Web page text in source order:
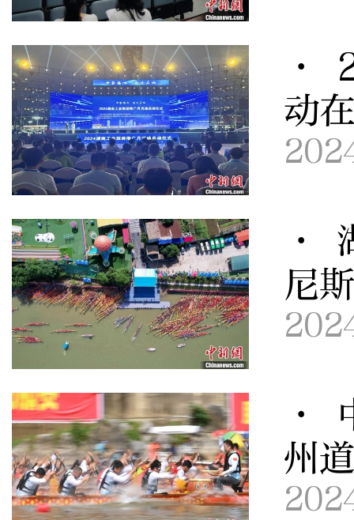
·
动
·
尼
·
州